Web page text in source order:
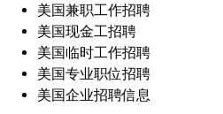
美国兼职工作招聘
美国现金工招聘
美国临时工作招聘
美国专业职位招聘
美国企业招聘信息